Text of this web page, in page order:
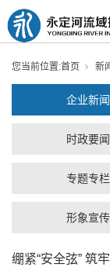
您当前位置:首页 新
企业新闻
时政要闻
专题专栏
形象宣传
绷紧“安全弦” 筑